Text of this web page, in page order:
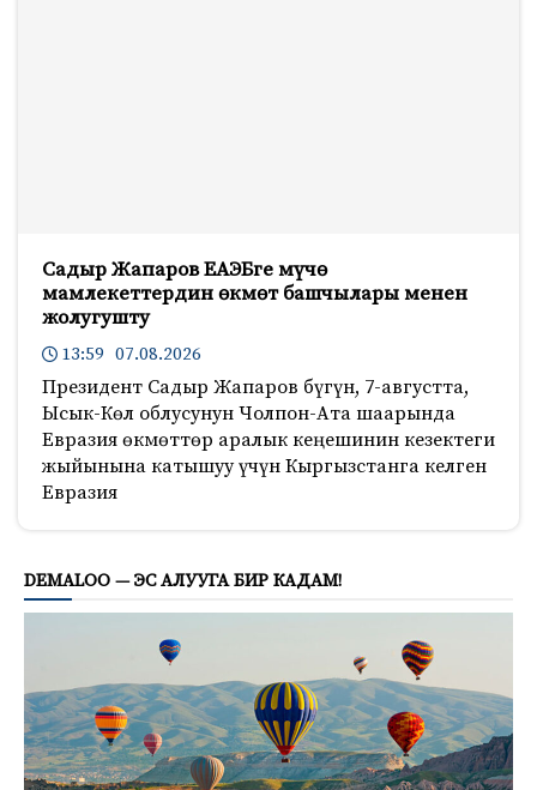
Садыр Жапаров ЕАЭБге мүчө
мамлекеттердин өкмөт башчылары менен
жолугушту
13:59 07.08.2026
Президент Садыр Жапаров бүгүн, 7-августта,
Ысык-Көл облусунун Чолпон-Ата шаарында
Евразия өкмөттөр аралык кеңешинин кезектеги
жыйынына катышуу үчүн Кыргызстанга келген
Евразия
DEMALOO — ЭС АЛУУГА БИР КАДАМ!